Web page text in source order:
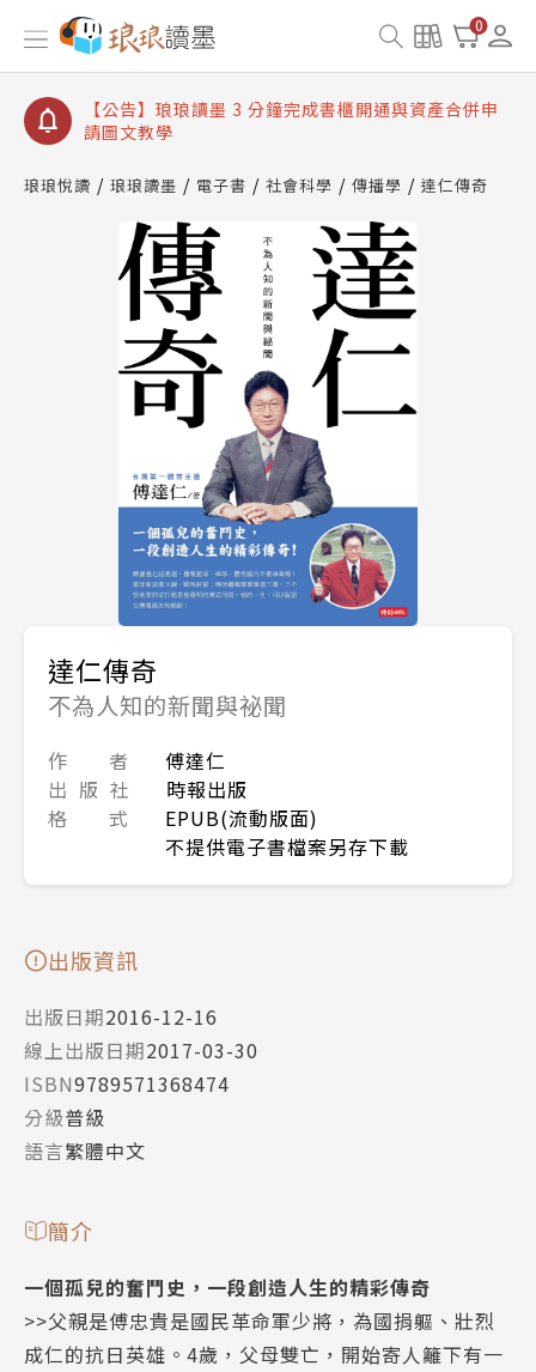
0
【公告】琅琅讀墨數位閱讀資產合併與書櫃開通申請
【公告】琅琅讀墨書櫃開通常見問題
【公告】琅琅讀墨 3 分鐘完成書櫃開通與資產合併申
請圖文教學
查詢
【公告】琅琅讀墨數位閱讀資產合併與書櫃開通申請
琅琅悅讀 琅琅讀墨 電子書 社會科學 傳播學 達仁傳奇
達仁傳奇
不為人知的新聞與祕聞
作 者
傅達仁
出 版 社
時報出版
格 式
EPUB(流動版面)
不提供電子書檔案另存下載
出版資訊
出版日期2016-12-16
線上出版日期2017-03-30
ISBN9789571368474
分級普級
語言繁體中文
簡介
一個孤兒的奮鬥史，一段創造人生的精彩傳奇
>>父親是傅忠貴是國民革命軍少將，為國捐軀、壯烈
成仁的抗日英雄。4歲，父母雙亡，開始寄人籬下有一